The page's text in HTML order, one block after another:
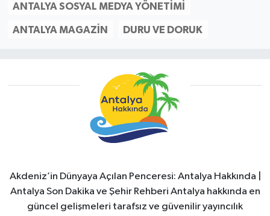
ANTALYA SOSYAL MEDYA YÖNETIMI
ANTALYA MAGAZIN DURU VE DORUK
Akdeniz’in Dünyaya Açılan Penceresi: Antalya Hakkında |
Antalya Son Dakika ve Şehir Rehberi Antalya hakkında en
güncel gelişmeleri tarafsız ve güvenilir yayıncılık